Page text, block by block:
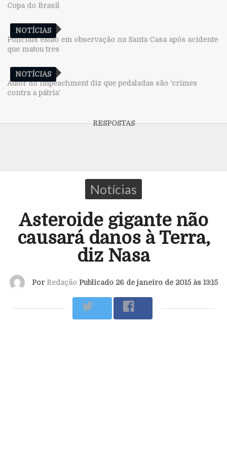
Copa do Brasil
NOTÍCIAS
Policiais estão em observação na Santa Casa após acidente
que matou três
NOTÍCIAS
Autor do impeachment diz que pedaladas são ‘crimes
contra a pátria’
Notícias
Asteroide gigante não
causará danos à Terra,
diz Nasa
Por RedaçãoPublicado 26 de janeiro de 2015 às 13:15